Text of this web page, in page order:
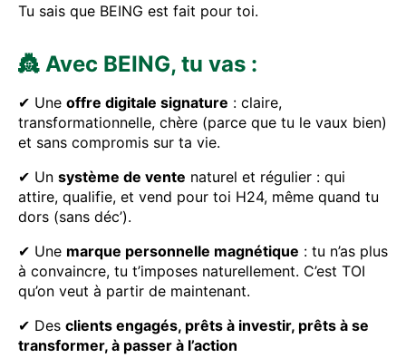
Tu sais que BEING est fait pour toi.
👸 Avec BEING, tu vas :
✔ Une offre digitale signature : claire,
transformationnelle, chère (parce que tu le vaux bien)
et sans compromis sur ta vie.
✔ Un système de vente naturel et régulier : qui
attire, qualifie, et vend pour toi H24, même quand tu
dors (sans déc’).
✔ Une marque personnelle magnétique : tu n’as plus
à convaincre, tu t’imposes naturellement. C’est TOI
qu’on veut à partir de maintenant.
✔ Des clients engagés, prêts à investir, prêts à se
transformer, à passer à l’action